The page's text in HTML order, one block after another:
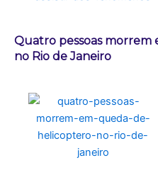
Quatro pessoas
no Rio de Janeiro